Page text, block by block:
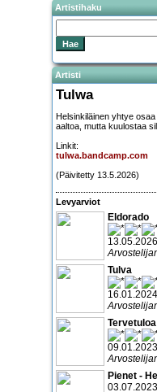
Artistihaku
Artisti
Tulwa
Helsinkiläinen yhtye
aaltoa, mutta kuulostaa
Linkit:
tulwa.bandcamp.com
(Päivitetty 13.5.2026)
Levyarviot
Eldorado
13.05.2026
Tulva
16.01.2024
09.01.2023
Pienet -
03.07.2023